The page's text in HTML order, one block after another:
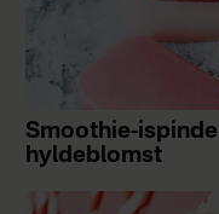
Smoothie-
hyldeblomst